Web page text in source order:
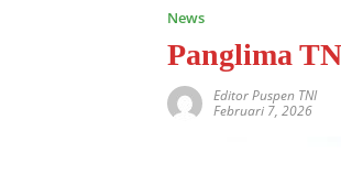
News
Panglima
Editor Puspen TNI
Februari 7, 2026